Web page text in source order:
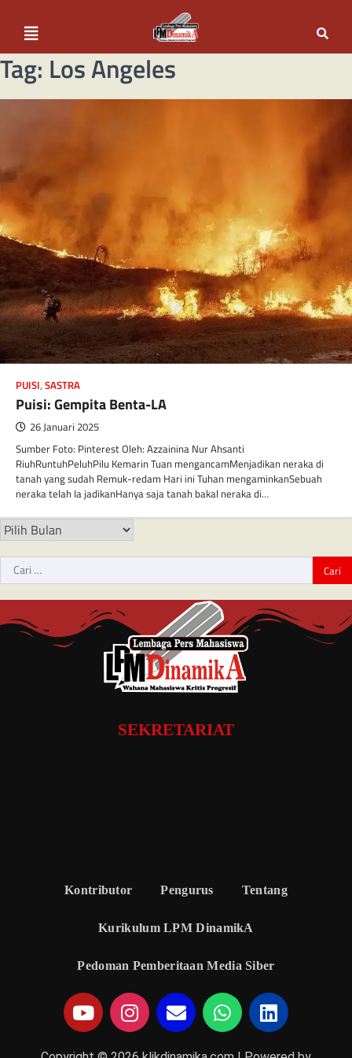
Tag: Los Angeles
PUISI, SASTRA
Puisi: Gempita Benta-LA
26 Januari 2025
Sumber Foto: Pinterest Oleh: Azzainina Nur Ahsanti
RiuhRuntuhPeluhPilu Kemarin Tuan mengancamMenjadikan neraka di
tanah yang sudah Remuk-redam Hari ini Tuhan mengaminkanSebuah
neraka telah Ia jadikanHanya saja tanah bakal neraka di…
SEKRETARIAT
Kontributor Pengurus Tentang
Kurikulum LPM DinamikA
Pedoman Pemberitaan Media Siber